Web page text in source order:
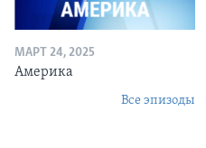
МАРТ 24, 2025
Америка
Все эпизоды